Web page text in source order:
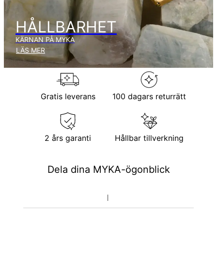
Observera att den tid som nämnts ovan innefattar
produktionstid.
Returpolicy
Observera att personliga smycken är unika och endast kan
returneras för utbyte eller butikskredit
HÅLLBARHET
KÄRNAN PÅ MYKA
LÄS MER
Gratis leverans 100 dagars returrätt
2 års garanti Hållbar tillverkning
Dela dina MYKA-ögonblick